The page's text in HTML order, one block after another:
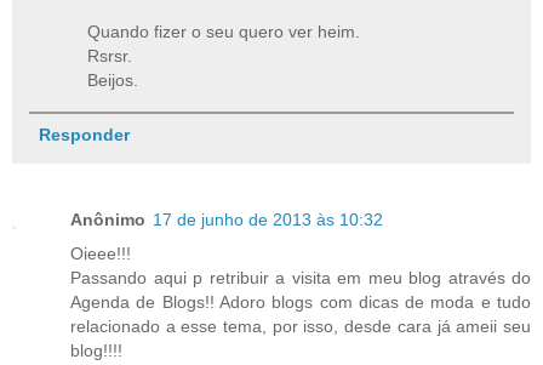
Quando fizer o seu quero ver heim.
Rsrsr.
Beijos.
Responder
Anônimo 17 de junho de 2013 às 10:32
Oieee!!!
Passando aqui p retribuir a visita em meu blog através do
Agenda de Blogs!! Adoro blogs com dicas de moda e tudo
relacionado a esse tema, por isso, desde cara já ameii seu
blog!!!!